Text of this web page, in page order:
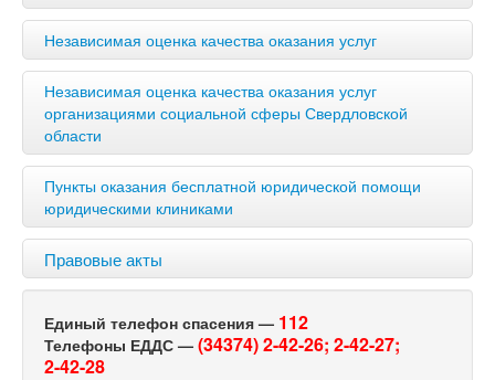
Независимая оценка качества оказания услуг
Независимая оценка качества оказания услуг
организациями социальной сферы Свердловской
области
Пункты оказания бесплатной юридической помощи
юридическими клиниками
Правовые акты
Единый телефон спасения — 112
Телефоны ЕДДС — (34374) 2-42-26; 2-42-27;
2-42-28